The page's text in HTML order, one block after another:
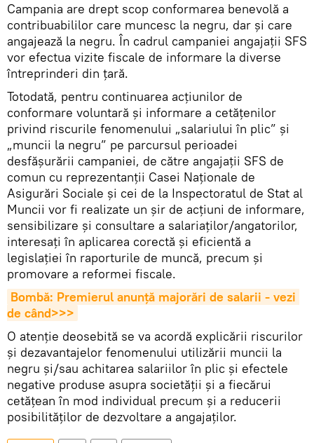
Campania are drept scop conformarea benevolă a
contribuabililor care muncesc la negru, dar şi care
angajează la negru. În cadrul campaniei angajaţii SFS
vor efectua vizite fiscale de informare la diverse
întreprinderi din ţară.
Totodată, pentru continuarea acțiunilor de
conformare voluntară și informare a cetățenilor
privind riscurile fenomenului „salariului în plic” și
„muncii la negru” pe parcursul perioadei
desfăşurării campaniei, de către angajații SFS de
comun cu reprezentanții Casei Naționale de
Asigurări Sociale și cei de la Inspectoratul de Stat al
Muncii vor fi realizate un șir de acţiuni de informare,
sensibilizare şi consultare a salariaților/angatorilor,
interesaţi în aplicarea corectă şi eficientă a
legislaţiei în raporturile de muncă, precum şi
promovare a reformei fiscale.
Bombă: Premierul anunță majorări de salarii - vezi
de când>>>
O atenţie deosebită se va acordă explicării riscurilor
și dezavantajelor fenomenului utilizării muncii la
negru și/sau achitarea salariilor în plic şi efectele
negative produse asupra societăţii şi a fiecărui
cetăţean în mod individual precum şi a reducerii
posibilităţilor de dezvoltare a angajaţilor.